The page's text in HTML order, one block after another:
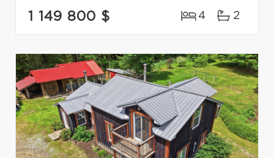
1 149 800 $ 4 2